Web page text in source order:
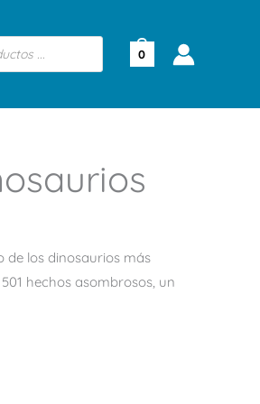
0
los dinosaurios más
hechos asombrosos, un